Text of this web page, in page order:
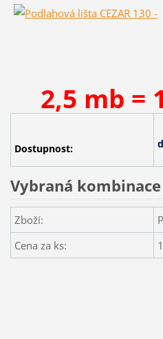
2,5 mb =
Dostupnost:
Vybraná kombinace
Zboží:
Cena za ks: